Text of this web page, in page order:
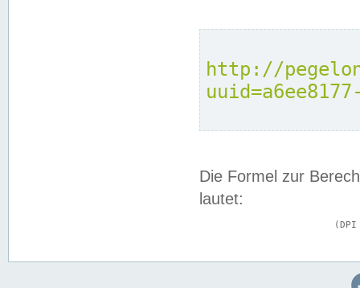
http://
Die Formel zur
lautet: